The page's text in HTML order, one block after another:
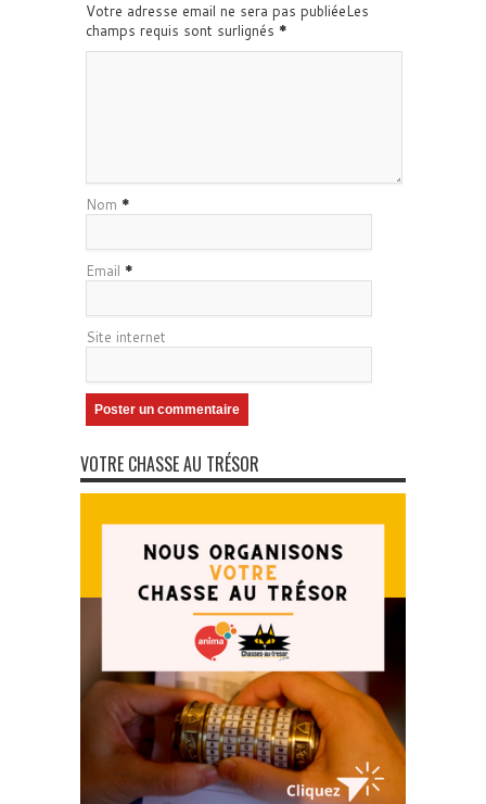
Votre adresse email ne sera pas publiéeLes
champs requis sont surlignés *
Nom *
Email *
Site internet
VOTRE CHASSE AU TRÉSOR